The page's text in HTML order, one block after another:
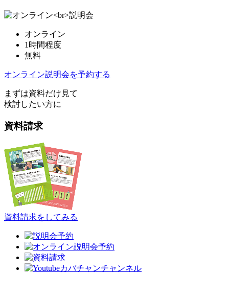
オンライン
1時間程度
無料
オンライン説明会を予約する
まずは資料だけ見て
検討したい方に
資料請求
資料請求をしてみる